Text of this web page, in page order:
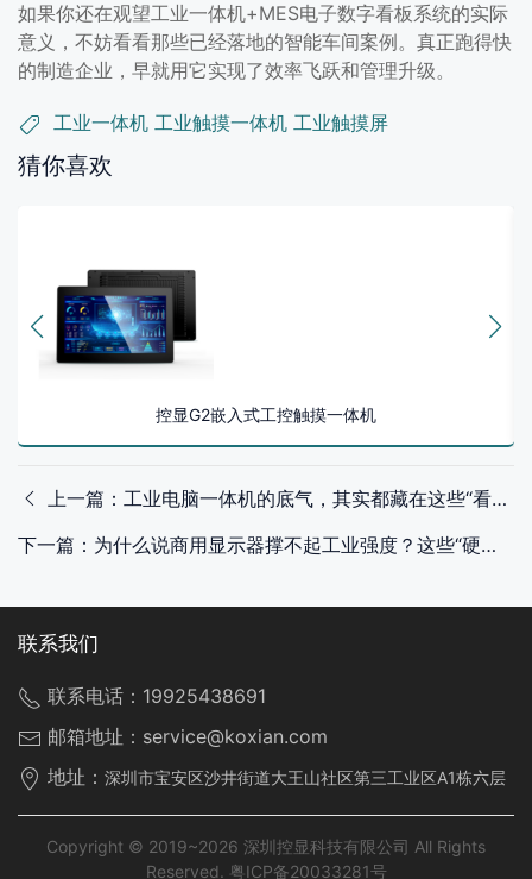
如果你还在观望工业一体机+MES电子数字看板系统的实际
意义，不妨看看那些已经落地的智能车间案例。真正跑得快
的制造企业，早就用它实现了效率飞跃和管理升级。
工业一体机 工业触摸一体机 工业触摸屏
猜你喜欢
控显G2嵌入式工控触摸一体机
上一篇：工业电脑一体机的底气，其实都藏在这些“看不见”的配置里
下一篇：为什么说商用显示器撑不起工业强度？这些“硬伤”很致命
联系我们
联系电话： 19925438691
邮箱地址： service@koxian.com
地址： 深圳市宝安区沙井街道大王山社区第三工业区A1栋六层
Copyright © 2019~2026 深圳控显科技有限公司 All Rights
Reserved. 粤ICP备20033281号